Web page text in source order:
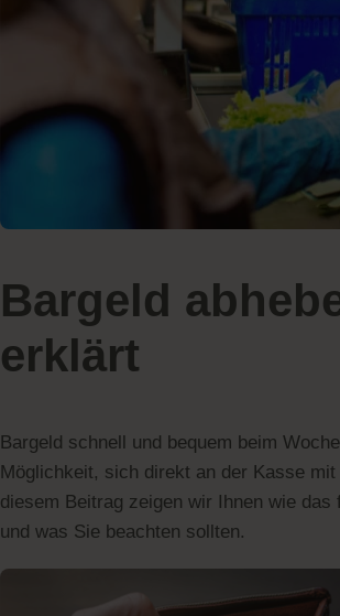
Bargeld
erklärt
Bargeld schnell und bequem beim
Möglichkeit, sich direkt an der Kasse
diesem Beitrag zeigen wir Ihnen wie
und was Sie beachten sollten.